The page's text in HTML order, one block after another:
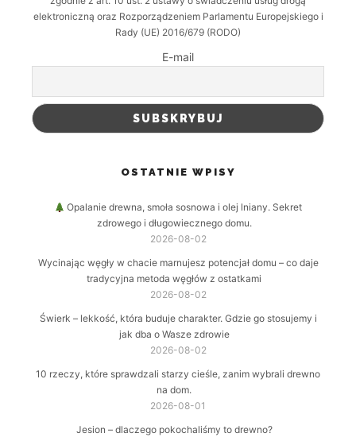
elektroniczną oraz Rozporządzeniem Parlamentu Europejskiego i
Rady (UE) 2016/679 (RODO)
E-mail
OSTATNIE WPISY
Opalanie drewna, smoła sosnowa i olej lniany. Sekret
zdrowego i długowiecznego domu.
2026-08-02
Wycinając węgły w chacie marnujesz potencjał domu – co daje
tradycyjna metoda węgłów z ostatkami
2026-08-02
Świerk – lekkość, która buduje charakter. Gdzie go stosujemy i
jak dba o Wasze zdrowie
2026-08-02
10 rzeczy, które sprawdzali starzy cieśle, zanim wybrali drewno
na dom.
2026-08-01
Jesion – dlaczego pokochaliśmy to drewno?